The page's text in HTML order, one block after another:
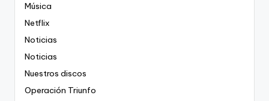
Música
Netflix
Noticias
Noticias
Nuestros discos
Operación Triunfo